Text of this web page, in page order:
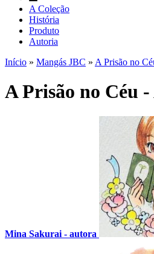
A Coleção
História
Produto
Autoria
Início » Mangás JBC » A Prisão no
A Prisão no Céu
Mina Sakurai - autora